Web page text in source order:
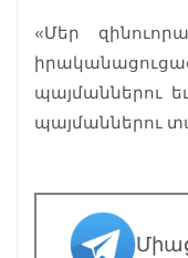
«Մեր
պայմաններու
պայմաններու